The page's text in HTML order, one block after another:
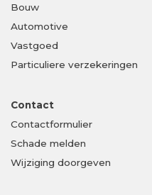
Bouw
Automotive
Vastgoed
Particuliere verzekeringen
Contact
Contactformulier
Schade melden
Wijziging doorgeven